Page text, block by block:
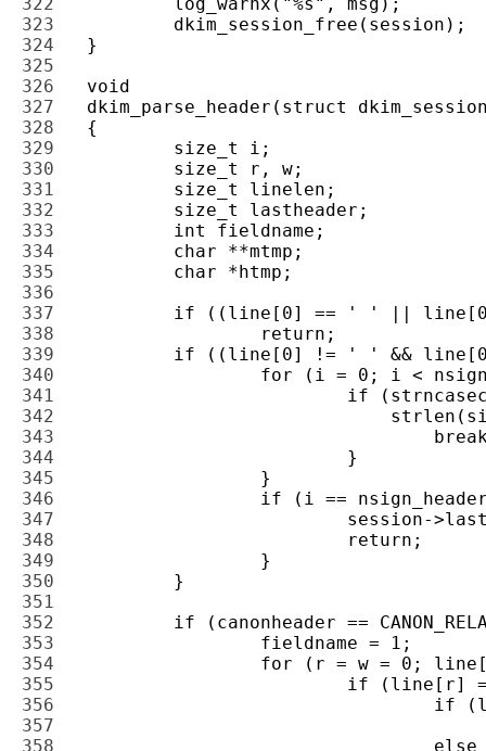
323
324
325
326
327
328
329
330
331
332
333
334
335
336
337
338
339
340
341
342
343
344
345
346
347
348
349
350
351
352
353
354
355
356
357
358